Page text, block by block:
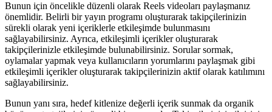
Bunun için öncelikle düzenli olarak Reels videoları paylaşmanız
önemlidir. Belirli bir yayın programı oluşturarak takipçilerinizin
sürekli olarak yeni içeriklerle etkileşimde bulunmasını
sağlayabilirsiniz. Ayrıca, etkileşimli içerikler oluşturarak
takipçilerinizle etkileşimde bulunabilirsiniz. Sorular sormak,
oylamalar yapmak veya kullanıcıların yorumlarını paylaşmak gibi
etkileşimli içerikler oluşturarak takipçilerinizin aktif olarak katılımını
sağlayabilirsiniz.
Bunun yanı sıra, hedef kitlenize değerli içerik sunmak da organik